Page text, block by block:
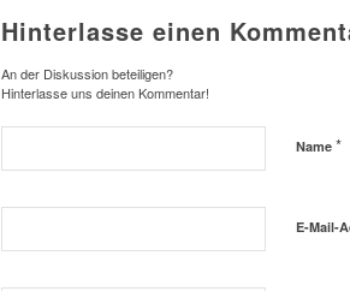
Hinterlasse einen
An der Diskussion beteiligen?
Hinterlasse uns deinen Kommentar!
Name *
E-Mail-